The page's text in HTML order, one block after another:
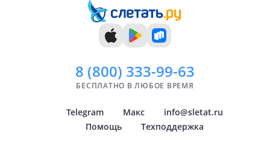
8 (800) 333-99-63
БЕСПЛАТНО В ЛЮБОЕ ВРЕМЯ
Telegram Макс
info@sletat.ru
Помощь
Техподдержка